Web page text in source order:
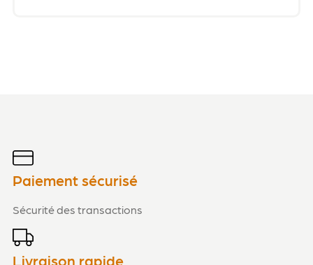
Paiement sécurisé
Sécurité des transactions
Livraison rapide